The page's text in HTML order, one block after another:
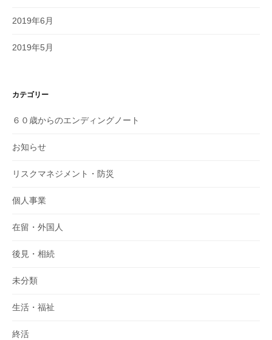
2019年6月
2019年5月
カテゴリー
６０歳からのエンディングノート
お知らせ
リスクマネジメント・防災
個人事業
在留・外国人
後見・相続
未分類
生活・福祉
終活